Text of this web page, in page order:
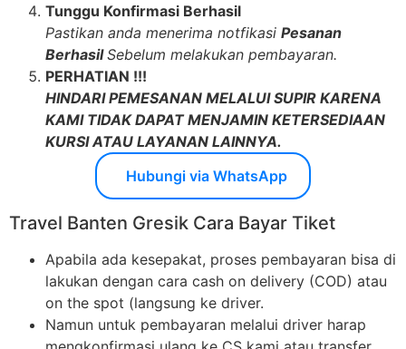
Tunggu Konfirmasi Berhasil
Pastikan anda menerima notfikasi Pesanan
BerhasilSebelum melakukan pembayaran.
PERHATIAN !!!
HINDARI PEMESANAN MELALUI SUPIR KARENA
KAMI TIDAK DAPAT MENJAMIN KETERSEDIAAN
KURSI ATAU LAYANAN LAINNYA.
Hubungi via WhatsApp
Travel Banten Gresik Cara Bayar Tiket
Apabila ada kesepakat, proses pembayaran bisa di
lakukan dengan cara cash on delivery (COD) atau
on the spot (langsung ke driver.
Namun untuk pembayaran melalui driver harap